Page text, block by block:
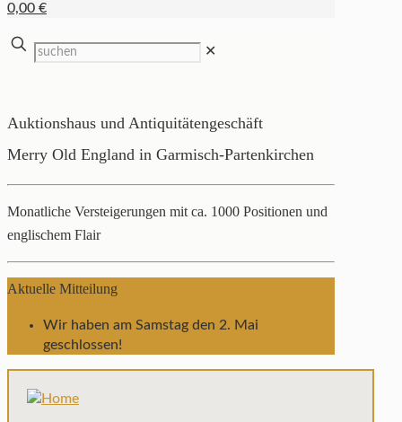
0,00 €
✕
Auktionshaus und Antiquitätengeschäft
Merry Old England in Garmisch-Partenkirchen
Monatliche Versteigerungen mit ca. 1000 Positionen und
englischem Flair
Aktuelle Mitteilung
Wir haben am Samstag den 2. Mai
geschlossen!